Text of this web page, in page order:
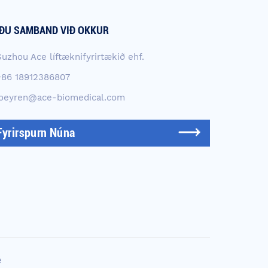
SAMBAND VIÐ OKKUR
Ace líftæknifyrirtækið ehf.
18912386807
biomedical.com
Núna